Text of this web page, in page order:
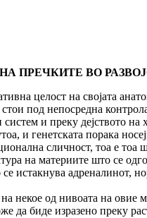
ПРЕЧКИТЕ ВО
целост на својата
под непосредна
и преку дејството
и генетската порака
сличност, тоа е тоа
на материите што се
истакнува адреналинот,
некое од нивоата на
да биде изразено преку